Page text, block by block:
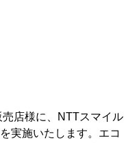
店様に、NTTスマイル
実施いたします。エコ